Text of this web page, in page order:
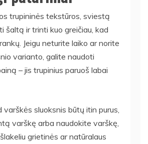
trupininės tekstūros, sviestą
šaltą ir trinti kuo greičiau, kad
Jeigu neturite laiko ar norite
varianto, galite naudoti
– jis trupinius paruoš labai
varškės sluoksnis būtų itin purus,
varškę arba naudokite varškę,
grietinės ar natūralaus